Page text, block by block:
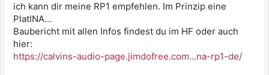
ich kann dir meine RP1 empfehlen. Im Prinzip eine
PlatINA...
Baubericht mit allen Infos findest du im HF oder auch
hier:
https://calvins-audio-page.jimdofree.com...na-rp1-de/